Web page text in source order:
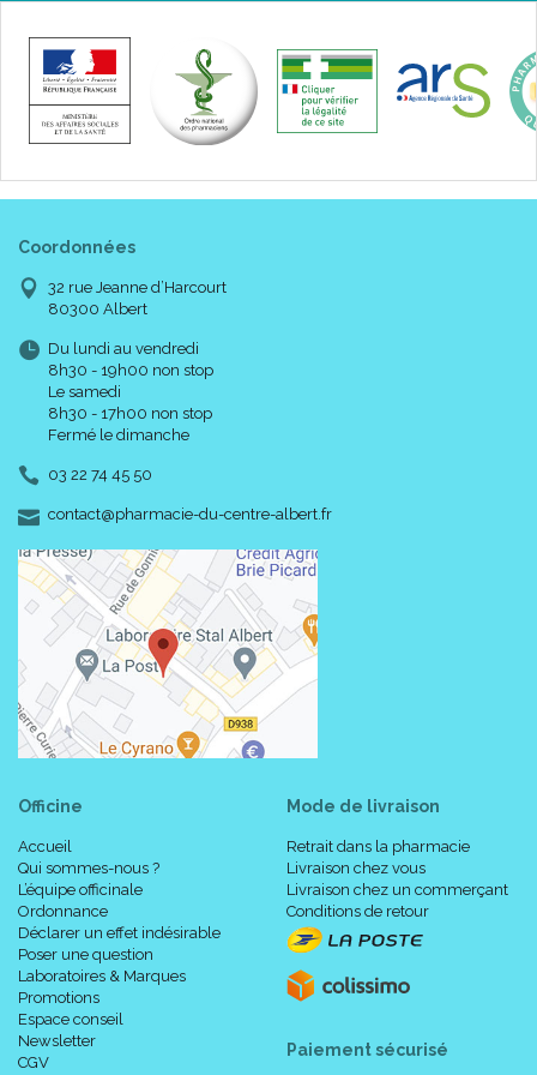
Coordonnées
32 rue Jeanne d’Harcourt
80300 Albert
Du lundi au vendredi
8h30 - 19h00 non stop
Le samedi
8h30 - 17h00 non stop
Fermé le dimanche
03 22 74 45 50
contact-
@-
pharmacie-du-centre-albert.fr
Officine
Accueil
Qui sommes-nous ?
L’équipe officinale
Ordonnance
Déclarer un effet indésirable
Poser une question
Laboratoires & Marques
Promotions
Espace conseil
Newsletter
CGV
Mode de livraison
Retrait dans la pharmacie
Livraison chez vous
Livraison chez un commerçant
Conditions de retour
Paiement sécurisé